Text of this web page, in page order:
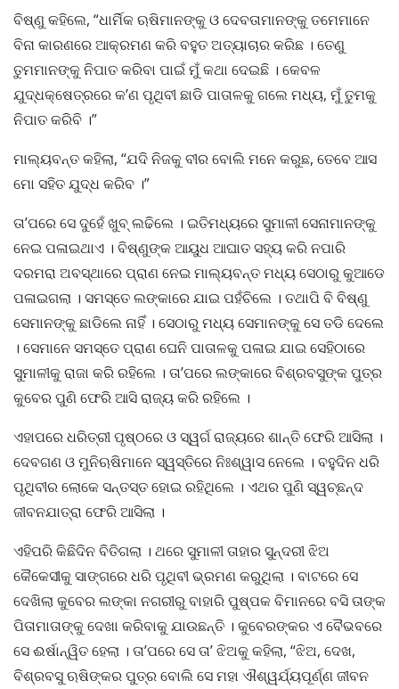
ବିଷ୍ଣୁ କହିଲେ, “ଧାର୍ମିକ ଋଷିମାନଙ୍କୁ ଓ ଦେବତାମାନଙ୍କୁ ତମେମାନେ
ବିନା କାରଣରେ ଆକ୍ରମଣ କରି ବହୁତ ଅତ୍ୟାଚାର କରିଛ । ତେଣୁ
ତୁମମାନଙ୍କୁ ନିପାତ କରିବା ପାଇଁ ମୁଁ କଥା ଦେଇଛି । କେବଳ
ଯୁଦ୍ଧକ୍ଷେତ୍ରରେ କ’ଣ ପୃଥିବୀ ଛାଡି ପାତାଳକୁ ଗଲେ ମଧ୍ୟ, ମୁଁ ତୁମକୁ
ନିପାତ କରିବି ।”
ମାଲ୍ୟବନ୍ତ କହିଲା, “ଯଦି ନିଜକୁ ବୀର ବୋଲି ମନେ କରୁଛ, ତେବେ ଆସ
ମୋ ସହିତ ଯୁଦ୍ଧ କରିବ ।”
ତା’ପରେ ସେ ଦୁହେଁ ଖୁବ୍ ଲଢିଲେ । ଇତିମଧ୍ୟରେ ସୁମାଳୀ ସେନାମାନଙ୍କୁ
ନେଇ ପଳାଇଥାଏ । ବିଷ୍ଣୁଙ୍କ ଆୟୁଧ ଆଘାତ ସହ୍ୟ କରି ନପାରି
ଦରମରା ଅବସ୍ଥାରେ ପ୍ରାଣ ନେଇ ମାଲ୍ୟବନ୍ତ ମଧ୍ୟ ସେଠାରୁ କୁଆଡେ
ପଳାଇଗଲା । ସମସ୍ତେ ଲଙ୍କାରେ ଯାଇ ପହଁଚିଲେ । ତଥାପି ବି ବିଷ୍ଣୁ
ସେମାନଙ୍କୁ ଛାଡିଲେ ନାହିଁ । ସେଠାରୁ ମଧ୍ୟ ସେମାନଙ୍କୁ ସେ ତଡି ଦେଲେ
। ସେମାନେ ସମସ୍ତେ ପ୍ରାଣ ଘେନି ପାତାଳକୁ ପଳାଇ ଯାଇ ସେହିଠାରେ
ସୁମାଳୀକୁ ରାଜା କରି ରହିଲେ । ତା’ପରେ ଲଙ୍କାରେ ବିଶ୍ରବସୁଙ୍କ ପୁତ୍ର
କୁବେର ପୁଣି ଫେରି ଆସି ରାଜ୍ୟ କରି ରହିଲେ ।
ଏହାପରେ ଧରିତ୍ରୀ ପୃଷ୍ଠରେ ଓ ସ୍ୱର୍ଗ ରାଜ୍ୟରେ ଶାନ୍ତି ଫେରି ଆସିଲା ।
ଦେବଗଣ ଓ ମୁନିଋଷିମାନେ ସ୍ୱସ୍ତିରେ ନିଃଶ୍ୱାସ ନେଲେ । ବହୁଦିନ ଧରି
ପୃଥିବୀର ଲୋକେ ସନ୍ତସ୍ତ ହୋଇ ରହିଥିଲେ । ଏଥର ପୁଣି ସ୍ୱଚ୍ଛନ୍ଦ
ଜୀବନଯାତ୍ରା ଫେରି ଆସିଲା ।
ଏହିପରି କିଛିଦିନ ବିତିଗଲା । ଥରେ ସୁମାଳୀ ତାହାର ସୁନ୍ଦରୀ ଝିଅ
କୈକେସୀକୁ ସାଙ୍ଗରେ ଧରି ପୃଥିବୀ ଭ୍ରମଣ କରୁଥିଲା । ବାଟରେ ସେ
ଦେଖିଲା କୁବେର ଲଙ୍କା ନଗରୀରୁ ବାହାରି ପୁଷ୍ପକ ବିମାନରେ ବସି ତାଙ୍କ
ପିତାମାତାଙ୍କୁ ଦେଖା କରିବାକୁ ଯାଉଛନ୍ତି । କୁବେରଙ୍କର ଏ ବୈଭବରେ
ସେ ଈର୍ଷାନ୍ୱିତ ହେଲା । ତା’ପରେ ସେ ତା’ ଝିଅକୁ କହିଲା, “ଝିଅ, ଦେଖ,
ବିଶ୍ରବସୁ ଋଷିଙ୍କର ପୁତ୍ର ବୋଲି ସେ ମହା ଐଶ୍ୱର୍ଯ୍ୟପୂର୍ଣ୍ଣ ଜୀବନ